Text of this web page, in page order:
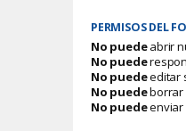
PERMISOS DEL
No puedeabrir
No puede
No puedeeditar
No puedeborrar
No puedeenviar